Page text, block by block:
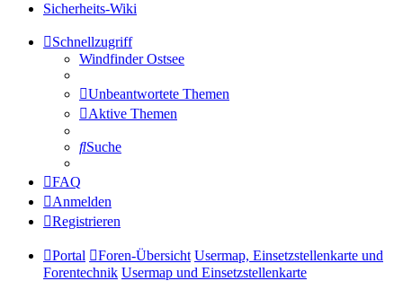
Sicherheits-Wiki
Schnellzugriff
Windfinder Ostsee
Unbeantwortete Themen
Aktive Themen
Suche
FAQ
Anmelden
Registrieren
Portal Foren-Übersicht Usermap, Einsetzstellenkarte und
Forentechnik Usermap und Einsetzstellenkarte